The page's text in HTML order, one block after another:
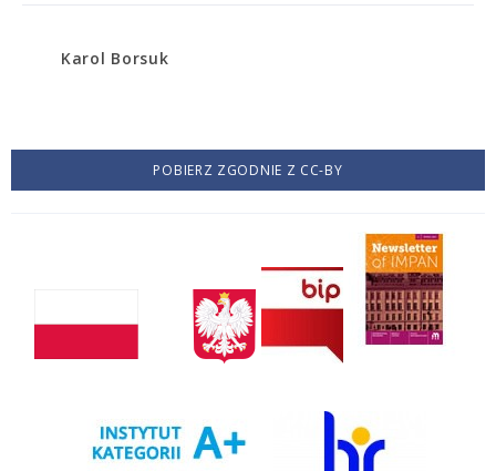
Karol Borsuk
POBIERZ ZGODNIE Z CC-BY